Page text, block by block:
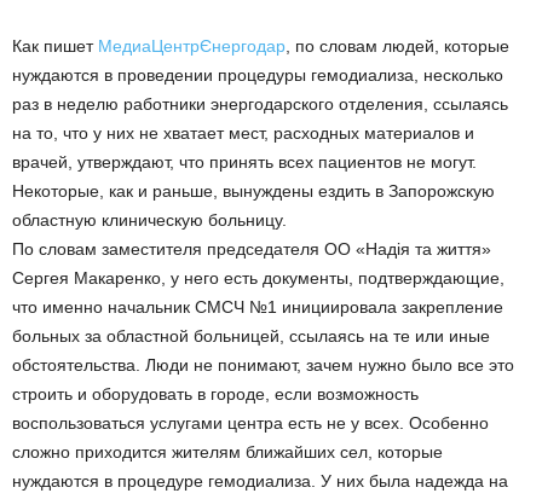
Как пишет МедиаЦентрЄнергодар , по словам людей, которые
нуждаются в проведении процедуры гемодиализа, несколько
раз в неделю работники энергодарского отделения, ссылаясь
на то, что у них не хватает мест, расходных материалов и
врачей, утверждают, что принять всех пациентов не могут.
Некоторые, как и раньше, вынуждены ездить в Запорожскую
областную клиническую больницу.
По словам заместителя председателя ОО «Надія та життя»
Сергея Макаренко, у него есть документы, подтверждающие,
что именно начальник СМСЧ №1 инициировала закрепление
больных за областной больницей, ссылаясь на те или иные
обстоятельства. Люди не понимают, зачем нужно было все это
строить и оборудовать в городе, если возможность
воспользоваться услугами центра есть не у всех. Особенно
сложно приходится жителям ближайших сел, которые
нуждаются в процедуре гемодиализа. У них была надежда на